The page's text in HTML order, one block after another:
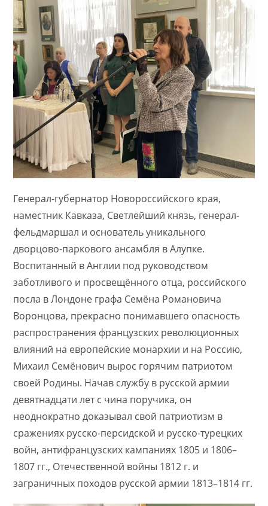
​​​Генерал-губернатор Новороссийского края,
наместник Кавказа, Светлейший князь, генерал-
фельдмаршал и основатель уникального
дворцово-паркового ансамбля в Алупке.
Воспитанный в Англии под руководством
заботливого и просвещённого отца, российского
посла в Лондоне графа Семёна Романовича
Воронцова, прекрасно понимавшего опасность
распространения французских революционных
влияний на европейские монархии и на Россию,
Михаил Семёнович вырос горячим патриотом
своей Родины. Начав службу в русской армии
девятнадцати лет с чина поручика, он
неоднократно доказывал свой патриотизм в
сражениях русско-персидской и русско-турецких
войн, антифранцузских кампаниях 1805 и 1806–
1807 гг., Отечественной войны 1812 г. и
заграничных походов русской армии 1813–1814 гг.